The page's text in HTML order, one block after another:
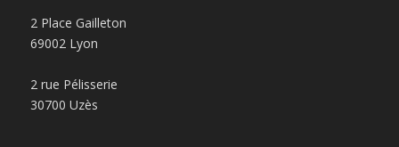
2 Place Gailleton
69002 Lyon
2 rue Pélisserie
30700 Uzès